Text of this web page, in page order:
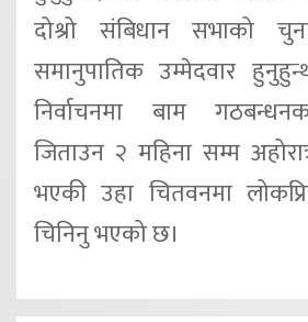
दोश्रो संबिधान सभाको
समानुपातिक उम्मेदवार
निर्वाचनमा बाम
जिताउन २ महिना सम्म
भएकी उहा चितवनमा
चिनिनु भएको छ।